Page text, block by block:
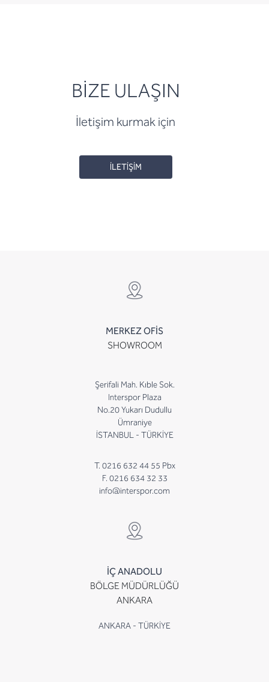
BİZE ULAŞIN
İletişim kurmak için
İLETİŞİM
MERKEZ OFİS
SHOWROOM
Şerifali Mah. Kıble Sok.
Interspor Plaza
No.20 Yukarı Dudullu
Ümraniye
İSTANBUL - TÜRKİYE
T. 0216 632 44 55 Pbx
F. 0216 634 32 33
info@interspor.com
İÇ ANADOLU
BÖLGE MÜDÜRLÜĞÜ
ANKARA
ANKARA - TÜRKİYE